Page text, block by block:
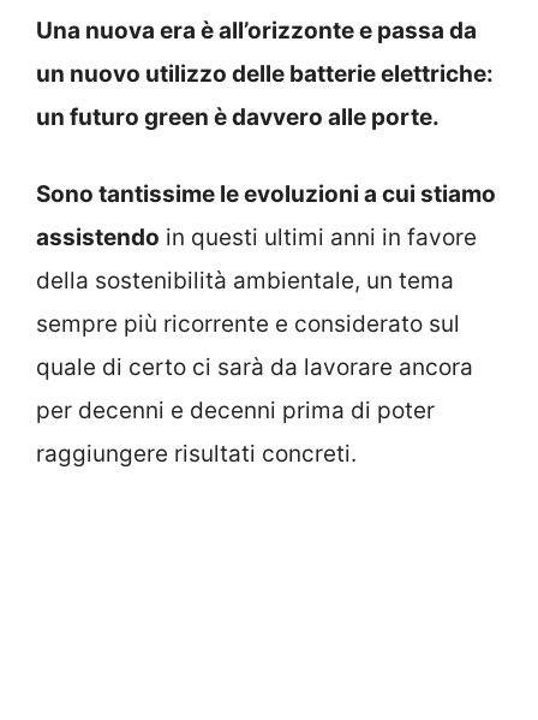
Una nuova era è all’orizzonte e passa da
un nuovo utilizzo delle batterie elettriche:
un futuro green è davvero alle porte.
Sono tantissime le evoluzioni a cui stiamo
assistendo in questi ultimi anni in favore
della sostenibilità ambientale, un tema
sempre più ricorrente e considerato sul
quale di certo ci sarà da lavorare ancora
per decenni e decenni prima di poter
raggiungere risultati concreti.